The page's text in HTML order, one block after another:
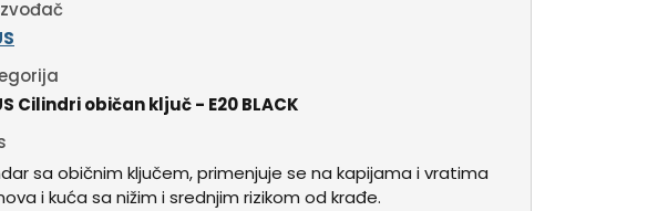
Cilindri običan ključ - E20 BLACK
sa običnim ključem, primenjuje se na kapijama i vratima
i kuća sa nižim i srednjim rizikom od krađe.